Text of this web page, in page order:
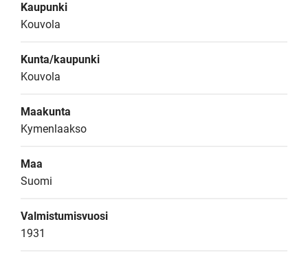
Kaupunki
Kouvola
Kunta/kaupunki
Kouvola
Maakunta
Kymenlaakso
Maa
Suomi
Valmistumisvuosi
1931